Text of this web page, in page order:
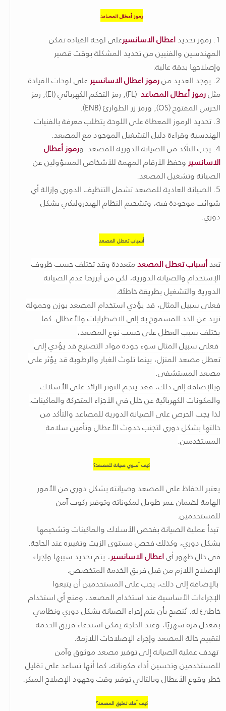
رموز أعطال المصاعد
1. رموز تحديد اعطال الاسانسيرعلى لوحة القيادة تمكن
المهندسين والفنيين من تحديد المشكلة بوقت قصير
وإصلاحها بدقة عالية.
2. يوجد العديد من
رموز اعطال الاسانسيرعلى لوحات القيادة
مثلرموز أعطال المصاعد
(FL), رمز التحكم الكهربائي (EI), رمز
الحرس المفتوح (OS), ورمز زر الطوارئ (ENB).
3. تحديد الرموز المعطاة على اللوحة يتطلب معرفة بالفنيات
الهندسية وقراءة دليل التشغيل الموجود مع المصعد.
4. يجب التأكد من الصيانة الدورية للمصعد و
رموز أعطال
الاسانسيروحفظ الأرقام المهمة للأشخاص المسؤولين عن
الصيانة وتشغيل المصعد.
5. الصيانة العادية للمصعد تشمل التنظيف الدوري وإزالة أي
شوائب موجودة فيه، وتشحيم النظام الهيدروليكي بشكل
دوري.
أسباب تعطل المصعد
تعدأسباب تعطل المصعدمتعددة وقد تختلف حسب ظروف
الإستخدام والصيانة الدورية، لكن من أبرزها عدم الصيانة
الدورية والتشغيل بطريقة خاطئة.
فعلى سبيل المثال، قد يؤدي استخدام المصعد بوزن وحمولة
تزيد عن الحد المسموح به إلى الاضطرابات والأعطال. كما
يختلف سبب العطل على حسب نوع المصعد،
فعلى سبيل المثال سوء جودة مواد التصنيع قد يؤدي إلى
تعطل مصعد المنزل، بينما تلوث الغبار والرطوبة قد يؤثر على
مصعد المستشفى.
وبالإضافة إلى ذلك، فقد ينجم التوتر الزائد على الأسلاك
والمكونات الكهربائية عن خلل في الأجزاء المتحركة والماكينات.
لذا يجب الحرص على الصيانة الدورية للمصاعد والتأكد من
حالتها بشكل دوري لتجنب حدوث الأعطال وتأمين سلامة
المستخدمين.
كيف أسوي صيانة للمصعد؟
يعتبر الحفاظ على المصعد وصيانته بشكل دوري من الأمور
الهامة لضمان عمر طويل لمكوناته وتوفير ركوب آمن
للمستخدمين.
تبدأ عملية الصيانة بفحص الأسلاك والماكينات وتشحيمها
بشكل دوري، وكذلك فحص مستوى الزيت وتغييره عند الحاجة.
في حال ظهور أياعطال الاسانسير، يتم تحديد سببها وإجراء
الإصلاح اللازم من قبل فريق الخدمة المتخصص.
بالإضافة إلى ذلك، يجب على المستخدمين أن يتبعوا
الإجراءات الأساسية عند استخدام المصعد، ومنع أي استخدام
خاطئ له. يُنصح بأن يتم إجراء الصيانة بشكل دوري ونظامي
بمعدل مرة شهريًا، وعند الحاجة يمكن استدعاء فريق الخدمة
لتقييم حالة المصعد وإجراء الإصلاحات اللازمة.
تهدف عملية الصيانة إلى توفير مصعد موثوق وآمن
للمستخدمين وتحسين أداء مكوناته، كما أنها تساعد على تقليل
خطر وقوع الأعطال وبالتالي توفير وقت وجهود الإصلاح المبكر.
كيف أفك تعليق المصعد؟